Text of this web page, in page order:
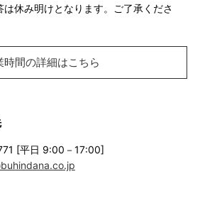
休み明けとなります。ご了承くださ
時間の詳細はこちら
[平日 9:00－17:00]